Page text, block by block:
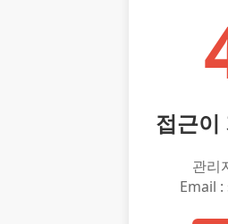
접근이
관리
Email